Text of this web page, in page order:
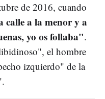
de 2016, cuando
calle a la menor y a
yo os follaba".
el hombre
izquierdo" de la